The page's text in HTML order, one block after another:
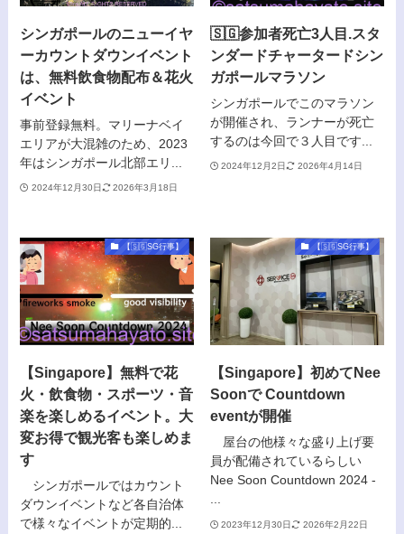
シンガポールのニューイヤ
ーカウントダウンイベント
は、無料飲食物配布＆花火
イベント
事前登録無料。マリーナベイ
エリアが大混雑のため、2023
年はシンガポール北部エリ...
2024年12月30日 2026年3月18日
🇸🇬参加者死亡3人目.スタ
ンダードチャータードシン
ガポールマラソン
シンガポールでこのマラソン
が開催され、ランナーが死亡
するのは今回で３人目です...
2024年12月2日 2026年4月14日
【🇸🇬SG行事】
【Singapore】無料で花
火・飲食物・スポーツ・音
楽を楽しめるイベント。大
変お得で観光客も楽しめま
す
シンガポールではカウント
ダウンイベントなど各自治体
で様々なイベントが定期的...
【🇸🇬SG行事】
【Singapore】初めてNee
Soonで Countdown
eventが開催
屋台の他様々な盛り上げ要
員が配備されているらしい
Nee Soon Countdown 2024 -
2023年12月30日 2026年2月22日